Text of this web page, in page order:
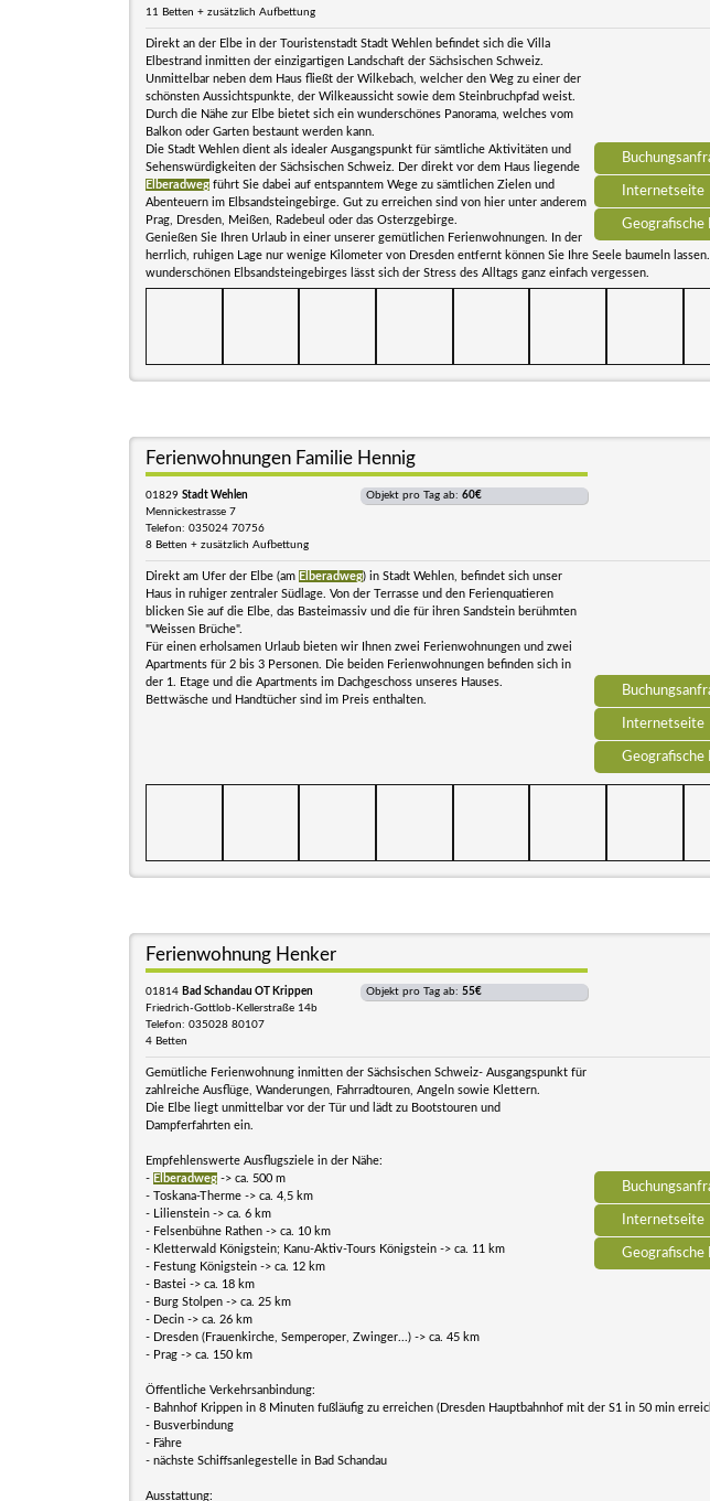
Internetseite
Geografische
11 Betten + zusätzlich Aufbettung
Direkt an der Elbe in der Touristenstadt Stadt Wehlen befindet sich die Villa
Elbestrand inmitten der einzigartigen Landschaft der Sächsischen Schweiz.
Unmittelbar neben dem Haus fließt der Wilkebach, welcher den Weg zu einer der
schönsten Aussichtspunkte, der Wilkeaussicht sowie dem Steinbruchpfad weist.
Durch die Nähe zur Elbe bietet sich ein wunderschönes Panorama, welches vom
Balkon oder Garten bestaunt werden kann.
Die Stadt Wehlen dient als idealer Ausgangspunkt für sämtliche Aktivitäten und
Sehenswürdigkeiten der Sächsischen Schweiz. Der direkt vor dem Haus liegende
Elberadweg führt Sie dabei auf entspanntem Wege zu sämtlichen Zielen und
Abenteuern im Elbsandsteingebirge. Gut zu erreichen sind von hier unter anderem
Prag, Dresden, Meißen, Radebeul oder das Osterzgebirge.
Genießen Sie Ihren Urlaub in einer unserer gemütlichen Ferienwohnungen. In der
herrlich, ruhigen Lage nur wenige Kilometer von Dresden entfernt können Sie Ihre Seele baumeln
wunderschönen Elbsandsteingebirges lässt sich der Stress des Alltags ganz einfach vergessen.
Internetseite
Geografische
Ferienwohnungen Familie Hennig
01829 Stadt Wehlen
Mennickestrasse 7
Telefon: 035024 70756
8 Betten + zusätzlich Aufbettung
Objekt pro Tag ab: 60€
Direkt am Ufer der Elbe (am Elberadweg) in Stadt Wehlen, befindet sich unser
Haus in ruhiger zentraler Südlage. Von der Terrasse und den Ferienquatieren
blicken Sie auf die Elbe, das Basteimassiv und die für ihren Sandstein berühmten
"Weissen Brüche".
Für einen erholsamen Urlaub bieten wir Ihnen zwei Ferienwohnungen und zwei
Apartments für 2 bis 3 Personen. Die beiden Ferienwohnungen befinden sich in
der 1. Etage und die Apartments im Dachgeschoss unseres Hauses.
Bettwäsche und Handtücher sind im Preis enthalten.
Internetseite
Geografische
Ferienwohnung Henker
01814 Bad Schandau OT Krippen
Friedrich-Gottlob-Kellerstraße 14b
Telefon: 035028 80107
4 Betten
Objekt pro Tag ab: 55€
Gemütliche Ferienwohnung inmitten der Sächsischen Schweiz- Ausgangspunkt für
zahlreiche Ausflüge, Wanderungen, Fahrradtouren, Angeln sowie Klettern.
Die Elbe liegt unmittelbar vor der Tür und lädt zu Bootstouren und
Dampferfahrten ein.
Empfehlenswerte Ausflugsziele in der Nähe:
- Elberadweg -> ca. 500 m
- Toskana-Therme -> ca. 4,5 km
- Lilienstein -> ca. 6 km
- Felsenbühne Rathen -> ca. 10 km
- Kletterwald Königstein; Kanu-Aktiv-Tours Königstein -> ca. 11 km
- Festung Königstein -> ca. 12 km
- Bastei -> ca. 18 km
- Burg Stolpen -> ca. 25 km
- Decin -> ca. 26 km
- Dresden (Frauenkirche, Semperoper, Zwinger...) -> ca. 45 km
- Prag -> ca. 150 km
Öffentliche Verkehrsanbindung:
- Bahnhof Krippen in 8 Minuten fußläufig zu erreichen (Dresden Hauptbahnhof mit der S1 in 50 min
- Busverbindung
- Fähre
- nächste Schiffsanlegestelle in Bad Schandau
Ausstattung: